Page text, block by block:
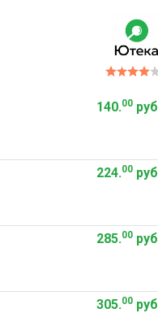
140.00руб
224.00руб
285.00руб
305.00руб